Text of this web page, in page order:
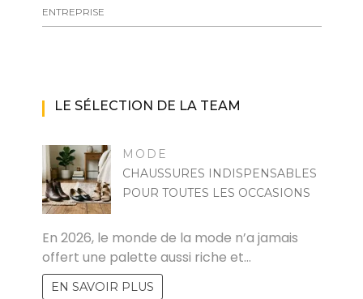
ENTREPRISE
LE SÉLECTION DE LA TEAM
MODE
CHAUSSURES INDISPENSABLES
POUR TOUTES LES OCCASIONS
En 2026, le monde de la mode n’a jamais
offert une palette aussi riche et…
EN SAVOIR PLUS